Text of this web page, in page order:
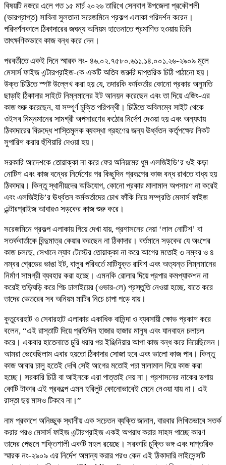
বিষয়টি নজরে এলে গত ১৫ মার্চ ২০২৬ তারিখে সেনবাগ উপজেলা প্রকৌশলী
(ভারপ্রাপ্ত) সাবিনা সুলতানা সরেজমিনে প্রকল্প এলাকা পরিদর্শন করেন।
পরিদর্শনকালে ঠিকাদারের জঘন্য অনিয়ম হাতেনাতে প্রমাণিত হওয়ায় তিনি
তাৎক্ষণিকভাবে কাজ বন্ধ করে দেন।
পরবর্তীতে একই দিনে স্মারক নং- ৪৬.০২.৭৫৮০.৬১১.১৪.০০১.২৬-২৯০৯ মূলে
মেসার্স ফাইজ এন্টারপ্রাইজ-কে একটি অতিব জরুরি দাপ্তরিক চিঠি পাঠানো হয়।
উক্ত চিঠিতে স্পষ্ট উল্লেখ করা হয় যে, তদারকি কর্মকর্তার কোনো প্রকার অনুমতি
ছাড়াই ঠিকাদার সাইটে নিম্নমানের ইট আনয়ন করেছেন এবং তা দিয়ে এজিং-এর
কাজ শুরু করেছেন, যা সম্পূর্ণ চুক্তি পরিপন্থী। চিঠিতে অবিলম্বে সাইট থেকে
ওইসব নিম্নমানের সামগ্রী অপসারণের কঠোর নির্দেশ দেওয়া হয় এবং অন্যথায়
ঠিকাদারের বিরুদ্ধে শাস্তিমূলক ব্যবস্থা গ্রহণের জন্য ঊর্ধ্বতন কর্তৃপক্ষের নিকট
সুপারিশ করার হুঁশিয়ারি দেওয়া হয়।
সরকারি আদেশকে তোয়াক্কা না করে ফের অনিয়মের ধুম এলজিইডি’র ওই কড়া
নোটিশ এবং কাজ বন্ধের নির্দেশের পর কিছুদিন প্রকল্পের কাজ বন্ধ রাখতে বাধ্য হয়
ঠিকাদার। কিন্তু স্থানীয়দের অভিযোগ, কোনো প্রকার মালামাল অপসারণ না করেই
এবং এলজিইডি’র ঊর্ধ্বতন কর্মকর্তাদের চোখ ফাঁকি দিয়ে সম্প্রতি মেসার্স ফাইজ
এন্টারপ্রাইজ আবারও সড়কের কাজ শুরু করে।
সরেজমিনে প্রকল্প এলাকায় গিয়ে দেখা যায়, প্রশাসনের দেয়া ‘লাল নোটিশ’ বা
সতর্কবার্তাকে বিন্দুমাত্র কেয়ার করছেন না ঠিকাদার। বর্তমানে সড়কের যে অংশের
কাজ চলছে, সেখানে ল্যাব টেস্টের তোয়াক্কা না করে আগের মতোই ৩ নম্বর ও ৪
নম্বর গ্রেডের ভাঙা ইট, বালুর পরিবর্তে মাটিযুক্ত রাবিশ এবং অত্যন্ত নিম্নমানের
নির্মাণ সামগ্রী ব্যবহার করা হচ্ছে। এমনকি রোলার দিয়ে প্রপার কমপ্যাকশন না
করেই তড়িঘড়ি করে পিচ ঢালাইয়ের (ওভার-লে) প্রস্তুতি নেওয়া হচ্ছে, যাতে করে
তাদের ভেতরের সব অনিয়ম মাটির নিচে চাপা পড়ে যায়।
কুতুবেরহাট ও সেবারহাট এলাকার একাধিক বাসিন্দা ও ব্যবসায়ী ক্ষোভ প্রকাশ করে
বলেন, “এই রাস্তাটি দিয়ে প্রতিদিন হাজার হাজার মানুষ এবং যানবাহন চলাচল
করে। একবার হাতেনাতে চুরি ধরার পর ইঞ্জিনিয়ার আপা কাজ বন্ধ করে দিয়েছিলেন।
আমরা ভেবেছিলাম এবার হয়তো ঠিকাদার সোজা হবে এবং ভালো কাজ পাব। কিন্তু
কাজ আবার চালু হতেই দেখি সেই আগের মতোই পচা মালামাল দিয়ে কাজ করা
হচ্ছে। সরকারি চিঠি বা আইনকে এরা পাত্তাই দেয় না। প্রশাসনের নাকের ডগায়
কোটি টাকার এই প্রকল্পে এমন হরিলুট কোনোভাবেই মেনে নেওয়া যায় না। এই
রাস্তা ছয় মাসও টিকবে না।”
নাম প্রকাশে অনিচ্ছুক স্থানীয় এক সচেতন ব্যক্তি জানান, বারবার লিখিতভাবে সতর্ক
করার পরও মেসার্স ফাইজ এন্টারপ্রাইজ একই অপরাধ করার সাহস পাচ্ছে কারণ
তাদের পেছনে শক্তিশালী একটি মহল রয়েছে। সরকারি চুক্তি ভঙ্গ এবং দাপ্তরিক
স্মারক নং-২৯০৯ এর নির্দেশ অমান্য করার পরও কেন এই ঠিকাদারি লাইসেন্সটি